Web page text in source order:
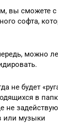
вы сможете с
софта,
можно
не будет
в
не
или музыки